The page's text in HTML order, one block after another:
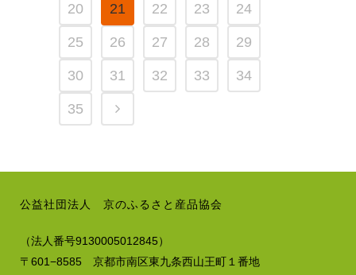
20 21 22 23 24
25 26 27 28 29
30 31 32 33 34
35
公益社団法人 京のふるさと産品協会
（法人番号9130005012845）
〒601−8585 京都市南区東九条西山王町１番地